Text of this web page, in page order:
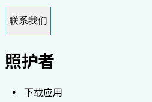
联系我们
照护者
下载应用